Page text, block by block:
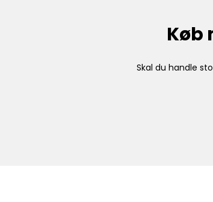
Køb
Skal du handle